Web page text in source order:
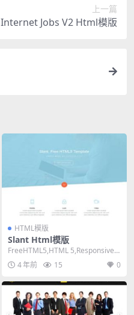
上一篇
Internet Jobs V2 Html模版
HTML模版
Slant Html模版
FreeHTML5,HTML 5,Responsive,
Mixed Colum...
4 年前 15 0